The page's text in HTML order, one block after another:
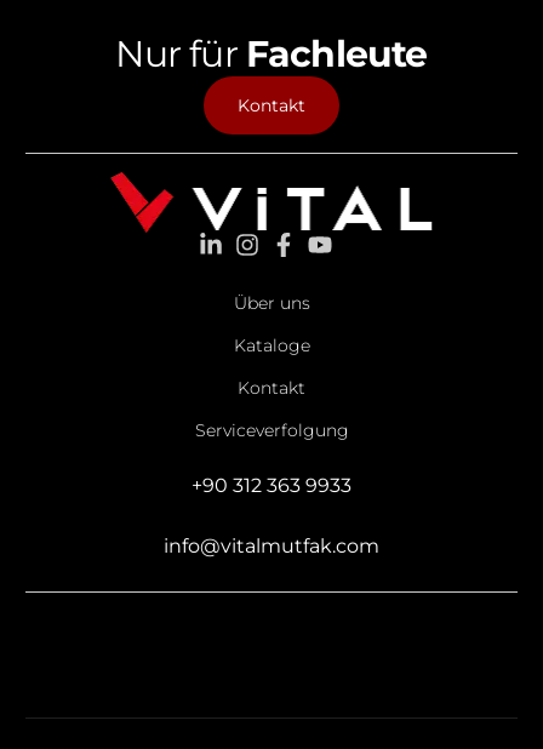
Nur für Fachleute
Kontakt
Über uns
Kataloge
Kontakt
Serviceverfolgung
+90 312 363 9933
info@vitalmutfak.com